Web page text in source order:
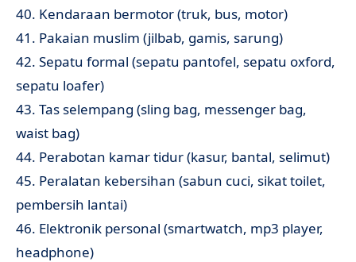
40. Kendaraan bermotor (truk, bus, motor)
41. Pakaian muslim (jilbab, gamis, sarung)
42. Sepatu formal (sepatu pantofel, sepatu oxford,
sepatu loafer)
43. Tas selempang (sling bag, messenger bag,
waist bag)
44. Perabotan kamar tidur (kasur, bantal, selimut)
45. Peralatan kebersihan (sabun cuci, sikat toilet,
pembersih lantai)
46. Elektronik personal (smartwatch, mp3 player,
headphone)